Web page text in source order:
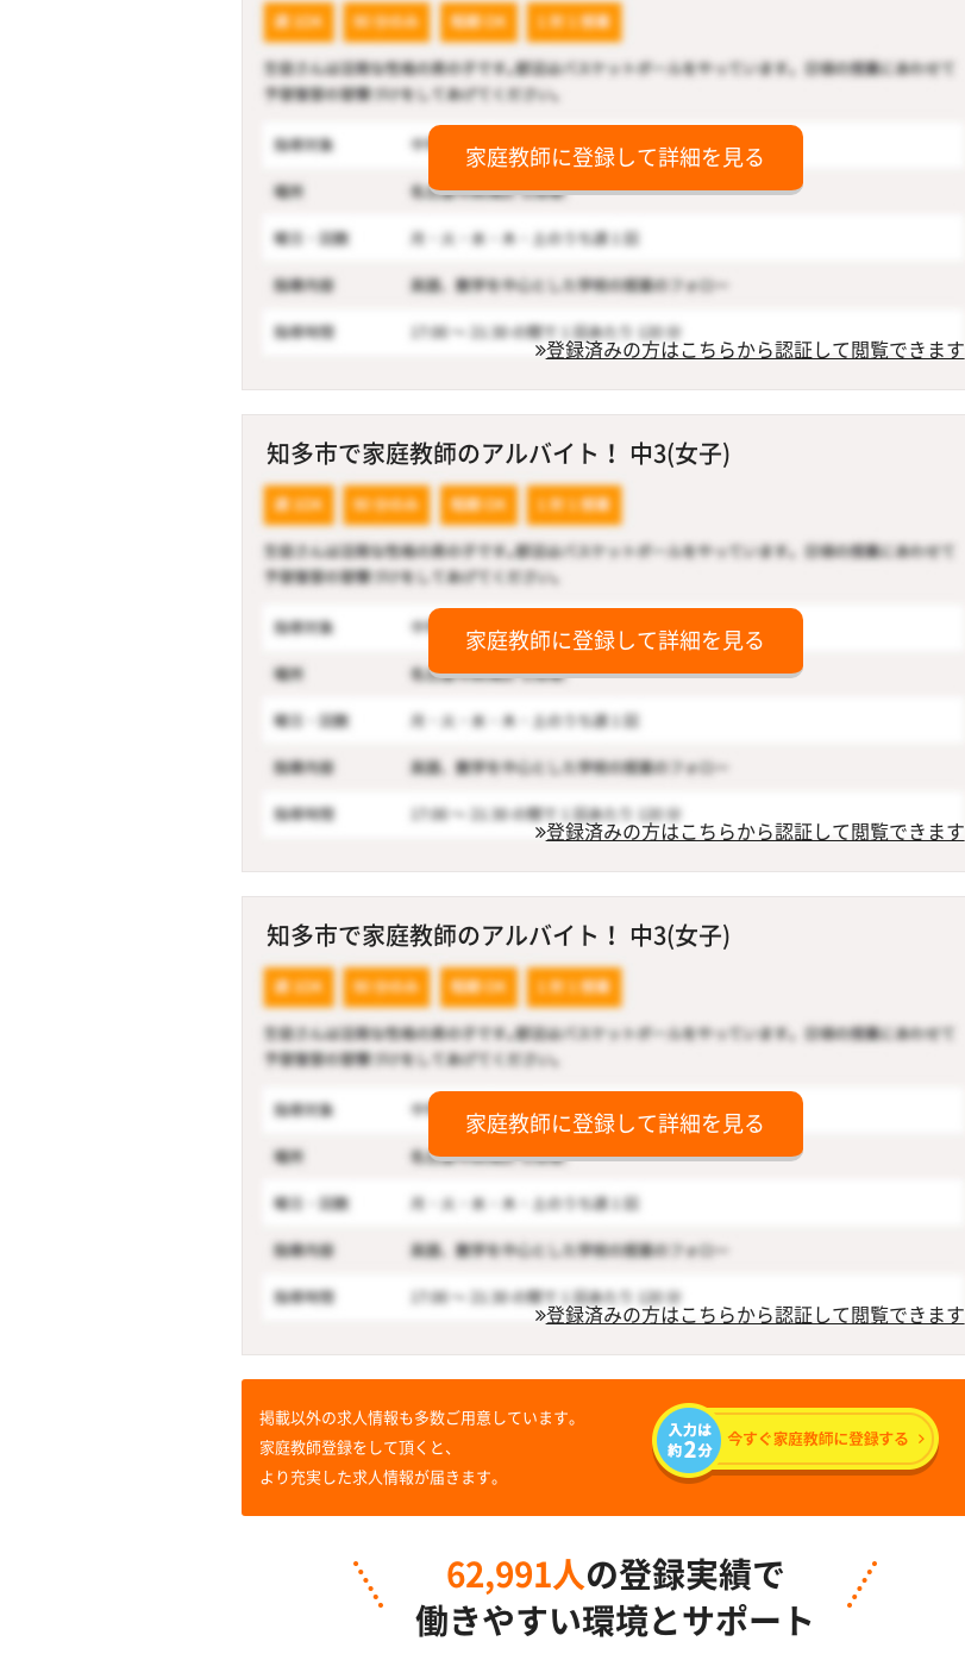
家庭教師に登録して詳細を見る
登録済みの方はこちらから認証して閲覧できます
知多市で家庭教師のアルバイト！ 中3(女子)
家庭教師に登録して詳細を見る
登録済みの方はこちらから認証して閲覧できます
知多市で家庭教師のアルバイト！ 中3(女子)
家庭教師に登録して詳細を見る
登録済みの方はこちらから認証して閲覧できます
掲載以外の求人情報も多数ご用意しています。
家庭教師登録をして頂くと、
より充実した求人情報が届きます。
62,991人 の登録実績で
働きやすい環境とサポート